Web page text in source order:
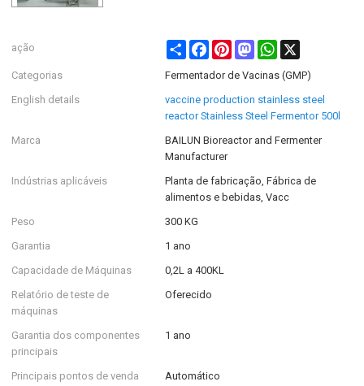
ação Share FacebookPinterestMastodonWhatsApp
Categorias
Fermentador de Vacinas (GMP)
English details
vaccine production stainless steel
reactor Stainless Steel Fermentor 500l
Marca
BAILUN Bioreactor and Fermenter
Manufacturer
Indústrias aplicáveis
Planta de fabricação, Fábrica de
alimentos e bebidas, Vacc
Peso
300 KG
Garantia
1 ano
Capacidade de Máquinas
0,2L a 400KL
Relatório de teste de
máquinas
Oferecido
Garantia dos componentes
principais
1 ano
Principais pontos de venda
Automático